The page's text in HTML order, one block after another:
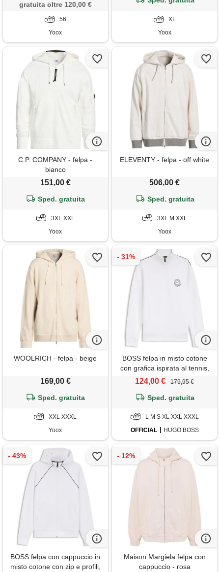
gratuita oltre 120,00 €
56
Yoox
XL
Yoox
C.P. COMPANY - felpa -
bianco
151,00 €
Sped. gratuita
3XL XXL
Yoox
ELEVENTY - felpa - off white
506,00 €
Sped. gratuita
3XL M XXL
Yoox
WOOLRICH - felpa - beige
169,00 €
Sped. gratuita
XXL XXXL
Yoox
BOSS felpa in misto cotone
con grafica ispirata al tennis,
bianco
124,00 € 179,95 €
Sped. gratuita
L M S XL XXL XXXL
OFFICIAL
HUGO BOSS
BOSS felpa con cappuccio in
misto cotone con zip e profili,
Maison Margiela felpa con
cappuccio - rosa